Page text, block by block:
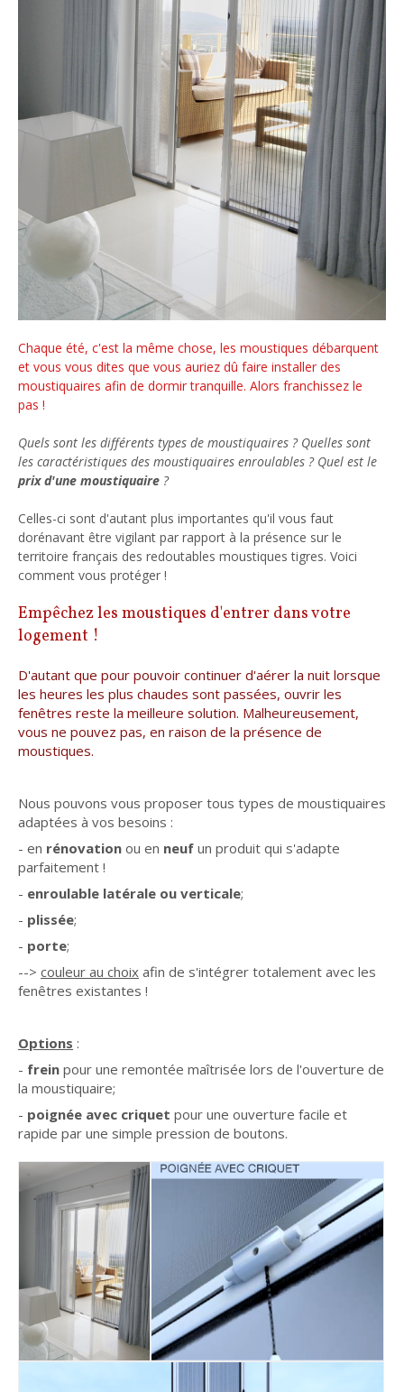
Chaque été, c'est la même chose, les moustiques débarquent
et vous vous dites que vous auriez dû faire installer des
moustiquaires afin de dormir tranquille. Alors franchissez le
pas !
Quels sont les différents types de moustiquaires ? Quelles sont
les caractéristiques des moustiquaires enroulables ? Quel est le
prix d'une moustiquaire ?
Celles-ci sont d'autant plus importantes qu'il vous faut
dorénavant être vigilant par rapport à la présence sur le
territoire français des redoutables moustiques tigres. Voici
comment vous protéger !
Empêchez les moustiques d'entrer dans votre
logement !
D'autant que pour pouvoir continuer d'aérer la nuit lorsque
les heures les plus chaudes sont passées, ouvrir les
fenêtres reste la meilleure solution. Malheureusement,
vous ne pouvez pas, en raison de la présence de
moustiques.
Nous pouvons vous proposer tous types de moustiquaires
adaptées à vos besoins :
- en rénovation ou en neuf un produit qui s'adapte
parfaitement !
- enroulable latérale ou verticale;
- plissée;
- porte;
--> couleur au choix afin de s'intégrer totalement avec les
fenêtres existantes !
Options :
- frein pour une remontée maîtrisée lors de l'ouverture de
la moustiquaire;
- poignée avec criquet pour une ouverture facile et
rapide par une simple pression de boutons.